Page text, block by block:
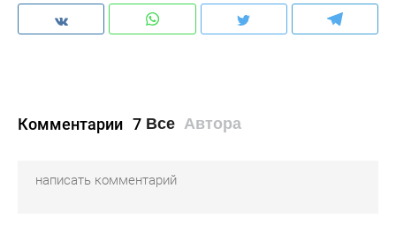
Комментарии 7 Все Автора